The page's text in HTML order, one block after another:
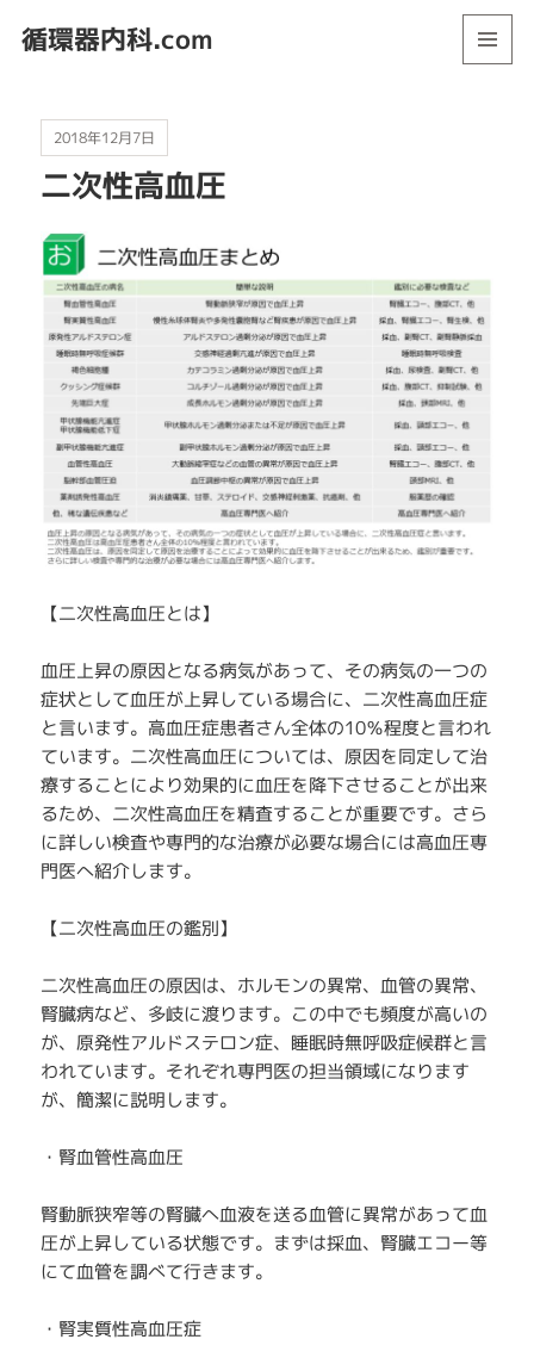
循環器内科.com
2018年12月7日
二次性高血圧
【二次性高血圧とは】
血圧上昇の原因となる病気があって、その病気の一つの
症状として血圧が上昇している場合に、二次性高血圧症
と言います。高血圧症患者さん全体の10％程度と言われ
ています。二次性高血圧については、原因を同定して治
療することにより効果的に血圧を降下させることが出来
るため、二次性高血圧を精査することが重要です。さら
に詳しい検査や専門的な治療が必要な場合には高血圧専
門医へ紹介します。
【二次性高血圧の鑑別】
二次性高血圧の原因は、ホルモンの異常、血管の異常、
腎臓病など、多岐に渡ります。この中でも頻度が高いの
が、原発性アルドステロン症、睡眠時無呼吸症候群と言
われています。それぞれ専門医の担当領域になります
が、簡潔に説明します。
・腎血管性高血圧
腎動脈狭窄等の腎臓へ血液を送る血管に異常があって血
圧が上昇している状態です。まずは採血、腎臓エコー等
にて血管を調べて行きます。
・腎実質性高血圧症